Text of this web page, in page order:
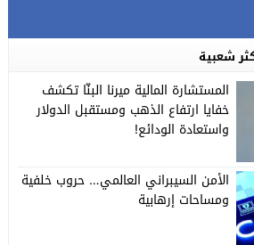
شعبية
المستشارة المالية ميرنا البنّا تكشف
خفايا ارتفاع الذهب ومستقبل الدولار
واستعادة الودائع!
الأمن السيبراني العالمي… حروب خلفية
ومساحات إرهابية